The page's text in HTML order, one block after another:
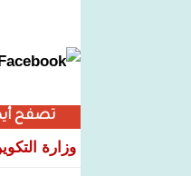
تصفح
وزارة